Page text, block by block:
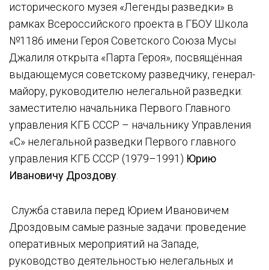
исторического музея «Легенды разведки» в
рамках Всероссийского проекта в ГБОУ Школа
№1186 имени Героя Советского Союза Мусы
Джалиля открыта «Парта Героя», посвящённая
выдающемуся советскому разведчику, генерал-
майору, руководителю нелегальной разведки:
заместителю начальника Первого Главного
управления КГБ СССР – начальнику Управления
«С» нелегальной разведки Первого главного
управления КГБ СССР (1979–1991) Юрию
Ивановичу Дроздову.
Служба ставила перед Юрием Ивановичем
Дроздовым самые разные задачи: проведение
оперативных мероприятий на Западе,
руководство деятельностью нелегальных и